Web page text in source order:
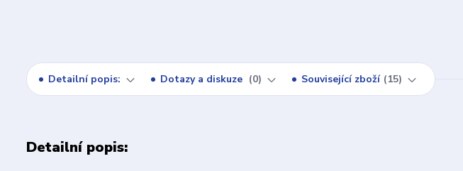
Detailní popis: Dotazy a diskuze 0 Související zboží 15
Detailní popis: